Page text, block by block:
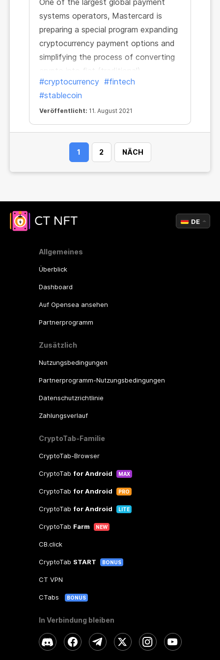
One of the largest global payment
systems operators, Mastercard is
preparing a special program expanding
cryptocurrency payment options and
simplifying the process of converting
crypto into fiat (traditional)
currencies. This will be possible thanks
to MasterCard’s partnership with such
fintech and blockchain companies as
Evolve, Paxos, and Circle. The
cryptocurrency cardholders can pay
#cryptocurrency #fintech
#stablecoin
Veröffentlicht: 11. August 2021
1 2 NÄCH
Allgemeines
Überblick
Dashboard
Auf Opensea ansehen
Partnerprogramm
Zusätzlich
Nutzungsbedingungen
Partnerprogramm-Nutzungsbedingungen
Datenschutzrichtlinie
Zahlungsverlauf
CryptoTab-Familie
CryptoTab-Browser
CryptoTab for Android MAX
CryptoTab for Android PRO
CryptoTab for Android LITE
CryptoTab Farm NEW
CB.click
CryptoTab START BONUS
CT VPN
CTabs BONUS
In Verbindung bleiben
DE